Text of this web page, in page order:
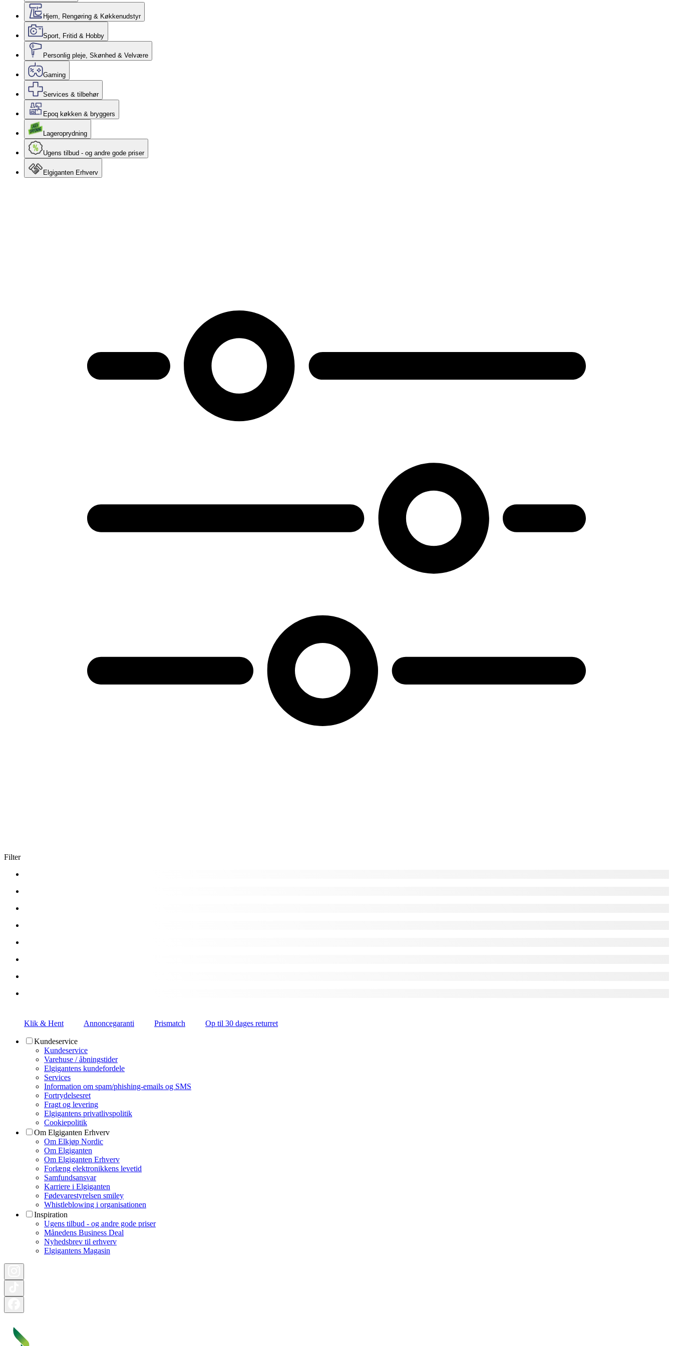
Hjem, Rengøring & Køkkenudstyr
Sport, Fritid & Hobby
Personlig pleje, Skønhed & Velvære
Gaming
Services & tilbehør
Epoq køkken & bryggers
Lageroprydning
Ugens tilbud - og andre gode priser
Elgiganten Erhverv
Filter
Klik & Hent Annoncegaranti Prismatch Op til 30 dages returret
Kundeservice
Kundeservice
Varehuse / åbningstider
Elgigantens kundefordele
Services
Information om spam/phishing-emails og SMS
Fortrydelsesret
Fragt og levering
Elgigantens privatlivspolitik
Cookiepolitik
Om Elgiganten Erhverv
Om Elkjøp Nordic
Om Elgiganten
Om Elgiganten Erhverv
Forlæng elektronikkens levetid
Samfundsansvar
Karriere i Elgiganten
Fødevarestyrelsen smiley
Whistleblowing i organisationen
Inspiration
Ugens tilbud - og andre gode priser
Månedens Business Deal
Nyhedsbrev til erhverv
Elgigantens Magasin